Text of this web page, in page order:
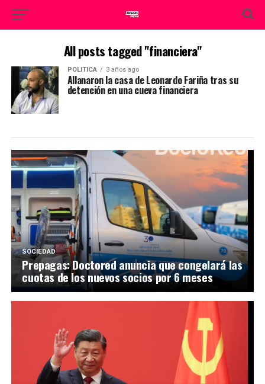
All posts tagged "financiera"
POLITICA 3 años ago
Allanaron la casa de Leonardo Fariña tras su
detención en una cueva financiera
SOCIEDAD
Prepagas: Doctored anuncia que congelará las
cuotas de los nuevos socios por 6 meses